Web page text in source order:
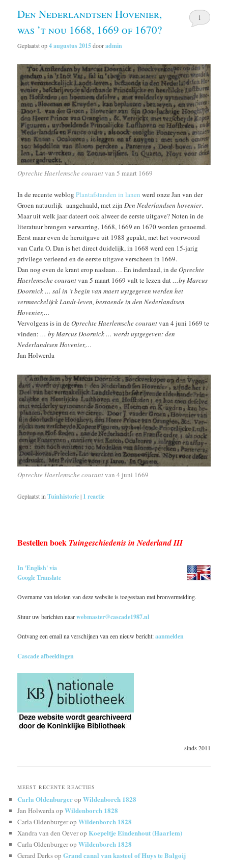
Den Nederlandtsen Hovenier,
was ’t nou 1668, 1669 of 1670?
Geplaatst op4 augustus 2015dooradmin
1
Oprechte Haerlemsche courantvan 5 maart 1669
In de recente weblogPlantafstanden in lanen werd onze Jan van der
Groen natuurlijk aangehaald, met zijnDen Nederlandsen hovenier.
Maar uit welk jaar dateert ook alweer de eerste uitgave? Noten in de
literatuur brengen verwarring, 1668, 1669 en 1670 worden genoemd.
Eerst maar even de heruitgave uit 1988 gepakt, met het voorwoord
van Carla O. Dan is het direct duidelijk, in 1668 werd een 15-jarig
privilege verleend en de eerste uitgave verscheen in 1669.
Dan nog even de krant erop naslaan… En inderdaad, in deOprechte
Haerlemsche courantvan 5 maart 1669 valt te lezen dat…by Marcus
Doornick … sal in ’t begin van maert uytgegeven werden het
vermaeckelijck Landt-leven, bestaende in den Nederlandtsen
Hovenier,…
Vervolgens is in deOprechte Haerlemsche courantvan 4 juni 1669 te
vinden:… by Marcus Doornick … werdt uytgegeven: den
Nederlandtsen Hovenier,…
Jan Holwerda
Oprechte Haerlemsche courantvan 4 juni 1669
Geplaatst in Tuinhistorie| 1 reactie
Bestellen boek Tuingeschiedenis in Nederland III
In 'English' via
Google Translate
Overname van teksten van deze website is toegestaan met bronvermelding.
Stuur uw berichten naarwebmaster@cascade1987.nl
Ontvang een email na verschijnen van een nieuw bericht:aanmelden
Cascade afbeeldingen
sinds 2011
MEEST RECENTE REACTIES
Carla OldenburgeropWildenborch 1828
Jan HolwerdaopWildenborch 1828
Carla OldenburgeropWildenborch 1828
Xandra van den OeveropKoepeltje Eindenhout (Haarlem)
Carla OldenburgeropWildenborch 1828
Gerard DerksopGrand canal van kasteel of Huys te Balgoij